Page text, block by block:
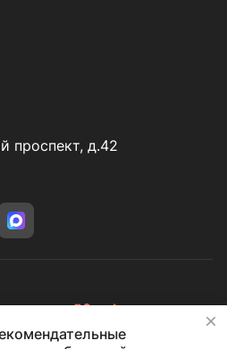
проспект, д.42